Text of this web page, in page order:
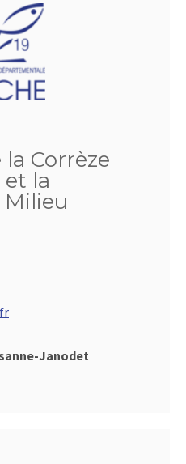
Corrèze
et la
Janodet